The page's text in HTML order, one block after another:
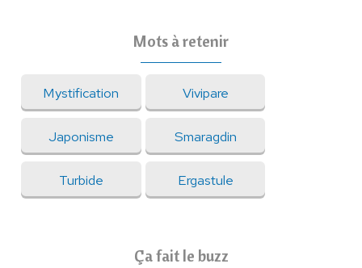
Mots à retenir
Mystification Vivipare
Japonisme Smaragdin
Turbide Ergastule
Ça fait le buzz